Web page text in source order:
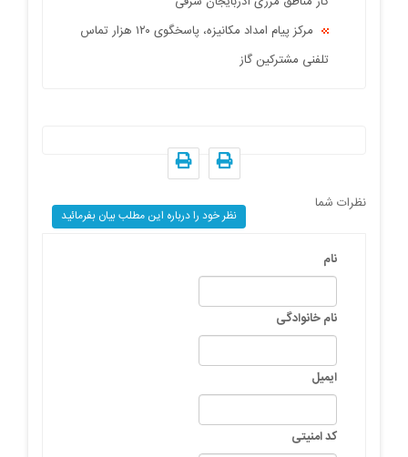
مرکز پیام امداد مکانیزه، پاسخگوی ۱۲۰ هزار تماس
تلفنی مشترکین گاز
نظرات شما
نام
نام خانوادگی
ایمیل
کد امنیتی
نظر خود را درباره این مطلب بیان بفرمائید